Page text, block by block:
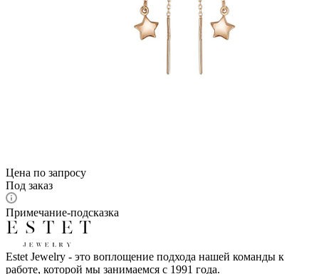
Цена по запросу
Под заказ
Примечание-подсказка
Estet Jewelry - это воплощение подхода нашей команды к
работе, которой мы занимаемся с 1991 года.